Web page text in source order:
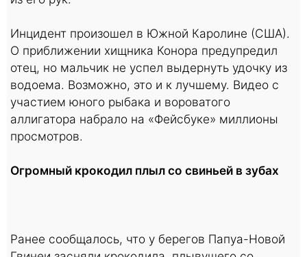
Инцидент произошел в Южной Каролине (США).
О приближении хищника Конора предупредил
отец, но мальчик не успел выдернуть удочку из
водоема. Возможно, это и к лучшему. Видео с
участием юного рыбака и вороватого
аллигатора набрало на «Фейсбуке» миллионы
просмотров.
Огромный крокодил плыл со свиньей в зубах
Ранее сообщалось, что у берегов Папуа-Новой